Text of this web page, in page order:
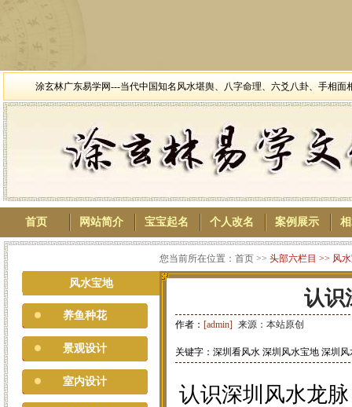
涂玄林广东易学网---当代中国知名风水堪舆、八字命理、六爻八卦、手相
首页 网站简介 宝宝起名 个人改名 案例展示
风水宝地
养鱼种花
景观设计
室内设计
您当前所在位置：首页 >> 头部六栏目 >> 风
认识
作者： [admin] 来源：本站原创
关键字：深圳看风水 深圳风水宝地 深圳
认识深圳风水龙